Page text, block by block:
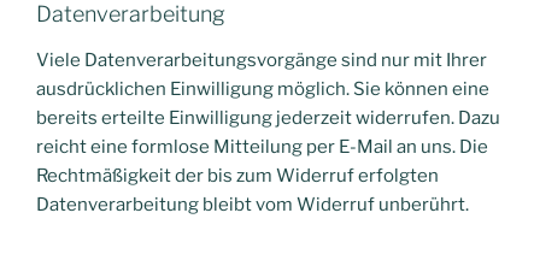
Datenverarbeitung
Viele Datenverarbeitungsvorgänge sind nur mit Ihrer
ausdrücklichen Einwilligung möglich. Sie können eine
bereits erteilte Einwilligung jederzeit widerrufen. Dazu
reicht eine formlose Mitteilung per E-Mail an uns. Die
Rechtmäßigkeit der bis zum Widerruf erfolgten
Datenverarbeitung bleibt vom Widerruf unberührt.